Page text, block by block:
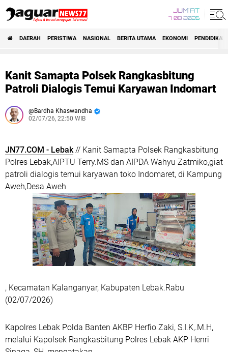
JUM'AT
7 08 2026
DAERAH PERISTIWA NASIONAL BERITA UTAMA EKONOMI PENDIDIKAN
Kanit Samapta Polsek Rangkasbitung
Patroli Dialogis Temui Karyawan Indomart
Bardha Khaswandha
02/07/26, 22:50 WIB
JN77.COM - Lebak// Kanit Samapta Polsek Rangkasbitung
Polres Lebak,AIPTU Terry.MS dan AIPDA Wahyu Zatmiko,giat
patroli dialogis temui karyawan toko Indomaret, di Kampung
Aweh,Desa Aweh
, Kecamatan Kalanganyar, Kabupaten Lebak.Rabu
(02/07/2026)
Kapolres Lebak Polda Banten AKBP Herfio Zaki, S.I.K,.M.H,
melalui Kapolsek Rangkasbitung Polres Lebak AKP Henri